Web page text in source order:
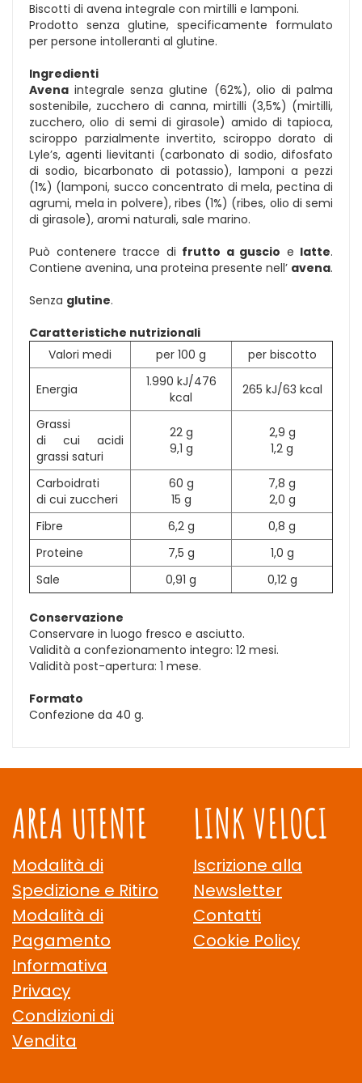
Biscotti di avena integrale con mirtilli e lamponi.
Prodotto senza glutine, specificamente formulato
per persone intolleranti al glutine.
Ingredienti
Avena integrale senza glutine (62%), olio di palma
sostenibile, zucchero di canna, mirtilli (3,5%) (mirtilli,
zucchero, olio di semi di girasole) amido di tapioca,
sciroppo parzialmente invertito, sciroppo dorato di
Lyle’s, agenti lievitanti (carbonato di sodio, difosfato
di sodio, bicarbonato di potassio), lamponi a pezzi
(1%) (lamponi, succo concentrato di mela, pectina di
agrumi, mela in polvere), ribes (1%) (ribes, olio di semi
di girasole), aromi naturali, sale marino.
Può contenere tracce di frutto a guscio e latte.
Contiene avenina, una proteina presente nell’ avena.
Senza glutine.
Caratteristiche nutrizionali
Valori medi
per 100 g per biscotto
Energia
1.990 kJ/476
kcal
265 kJ/63 kcal
Grassi
di cui acidi
grassi saturi
22 g
9,1 g
2,9 g
1,2 g
Carboidrati
di cui zuccheri
60 g
15 g
7,8 g
2,0 g
Fibre
6,2 g
0,8 g
Proteine
7,5 g
1,0 g
Sale
0,91 g 0,12 g
Conservazione
Conservare in luogo fresco e asciutto.
Validità a confezionamento integro: 12 mesi.
Validità post-apertura: 1 mese.
Formato
Confezione da 40 g.
AREA UTENTE
Modalità di
Spedizione e Ritiro
Modalità di
Pagamento
Informativa
Privacy
Condizioni di
Vendita
LINK VELOCI
Iscrizione alla
Newsletter
Contatti
Cookie Policy